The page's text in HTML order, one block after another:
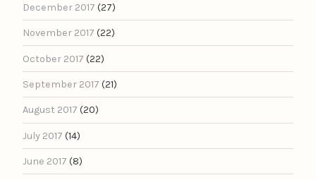
December 2017 (27)
November 2017 (22)
October 2017 (22)
September 2017 (21)
August 2017 (20)
July 2017 (14)
June 2017 (8)